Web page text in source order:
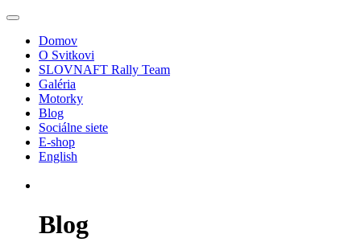
Domov
O Svitkovi
SLOVNAFT Rally Team
Galéria
Motorky
Blog
Sociálne siete
E-shop
English
Blog